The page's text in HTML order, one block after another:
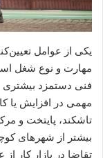
یکی از عوامل
مهارت و نوع شغل
فنی دستمزد
مهمی در افزایش یا
تاشکند، پایتخت و
بیشتر از شهرهای
تقاضا در بازار کار از